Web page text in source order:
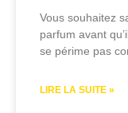
Vous souhaitez
parfum avant
se périme pas
LIRE LA SUITE »